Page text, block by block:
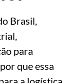
Brasil,
para
que essa